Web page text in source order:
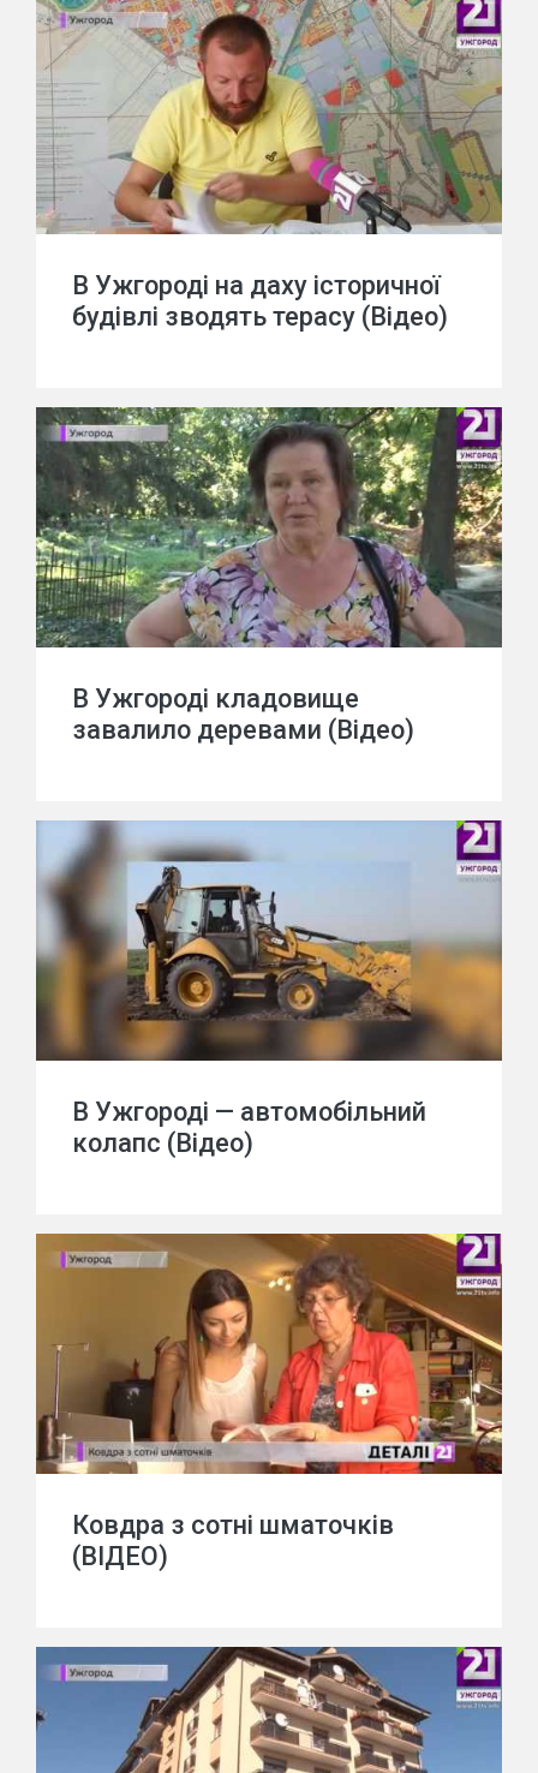
В Ужгороді на даху історичної
будівлі зводять терасу (Відео)
В Ужгороді кладовище
завалило деревами (Відео)
В Ужгороді — автомобільний
колапс (Відео)
Ковдра з сотні шматочків
(ВІДЕО)